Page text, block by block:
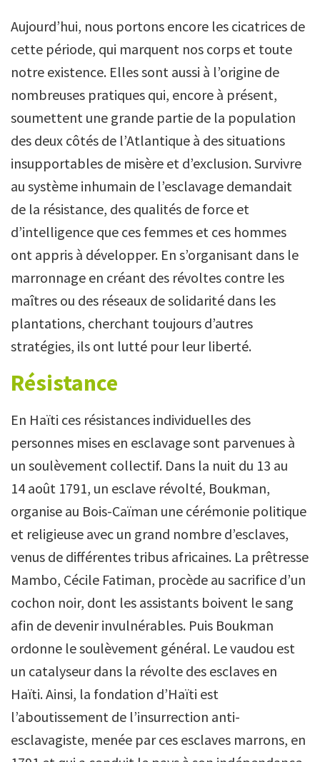
Aujourd’hui, nous portons encore les cicatrices de
cette période, qui marquent nos corps et toute
notre existence. Elles sont aussi à l’origine de
nombreuses pratiques qui, encore à présent,
soumettent une grande partie de la population
des deux côtés de l’Atlantique à des situations
insupportables de misère et d’exclusion. Survivre
au système inhumain de l’esclavage demandait
de la résistance, des qualités de force et
d’intelligence que ces femmes et ces hommes
ont appris à développer. En s’organisant dans le
marronnage en créant des révoltes contre les
maîtres ou des réseaux de solidarité dans les
plantations, cherchant toujours d’autres
stratégies, ils ont lutté pour leur liberté.
Résistance
En Haïti ces résistances individuelles des
personnes mises en esclavage sont parvenues à
un soulèvement collectif. Dans la nuit du 13 au
14 août 1791, un esclave révolté, Boukman,
organise au Bois-Caïman une cérémonie politique
et religieuse avec un grand nombre d’esclaves,
venus de différentes tribus africaines. La prêtresse
Mambo, Cécile Fatiman, procède au sacrifice d’un
cochon noir, dont les assistants boivent le sang
afin de devenir invulnérables. Puis Boukman
ordonne le soulèvement général. Le vaudou est
un catalyseur dans la révolte des esclaves en
Haïti. Ainsi, la fondation d’Haïti est
l’aboutissement de l’insurrection anti-
esclavagiste, menée par ces esclaves marrons, en